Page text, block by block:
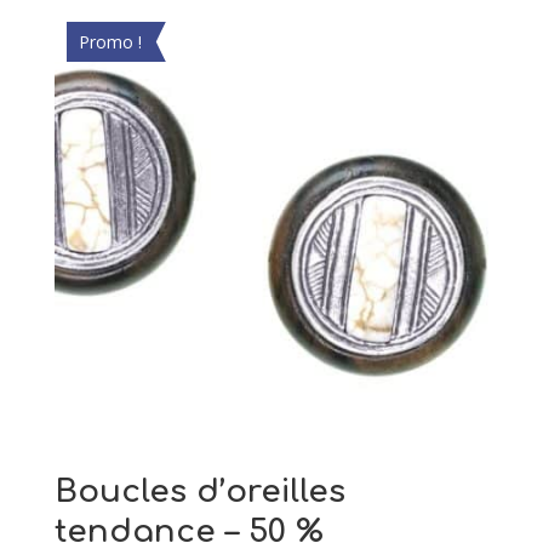
Promo !
Boucles d’oreilles
tendance – 50 %